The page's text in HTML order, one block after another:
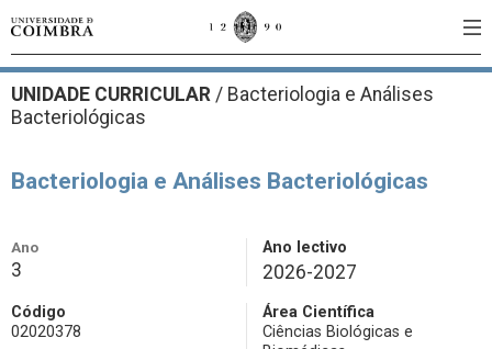
UNIDADE CURRICULAR / Bacteriologia e Análises
Bacteriológicas
Bacteriologia e Análises Bacteriológicas
Ano
3
Ano lectivo
2026-2027
Código
02020378
Área Científica
Ciências Biológicas e